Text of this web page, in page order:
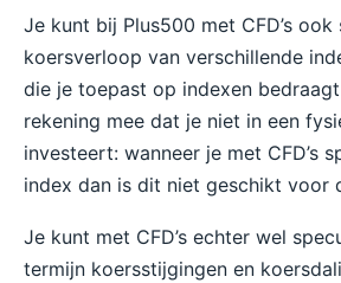
Je kunt bij Plus500 met CFD’s
koersverloop van verschillende
die je toepast op indexen
rekening mee dat je niet in een
investeert: wanneer je met CFD’s
index dan is dit niet geschikt voor
Je kunt met CFD’s echter wel
termijn koersstijgingen en